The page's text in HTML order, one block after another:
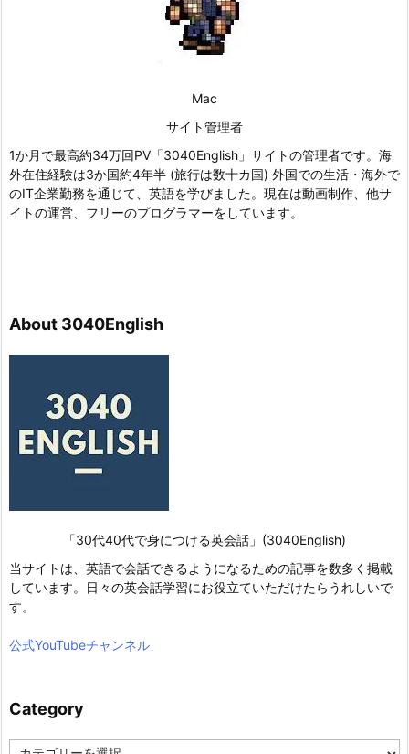
Mac
サイト管理者
1か月で最高約34万回PV「3040English」サイトの管理者です。海
外在住経験は3か国約4年半 (旅行は数十カ国) 外国での生活・海外で
のIT企業勤務を通じて、英語を学びました。現在は動画制作、他サ
イトの運営、フリーのプログラマーをしています。
About 3040English
「30代40代で身につける英会話」(3040English)
当サイトは、英語で会話できるようになるための記事を数多く掲載
しています。日々の英会話学習にお役立ていただけたらうれしいで
す。
公式YouTubeチャンネル
Category